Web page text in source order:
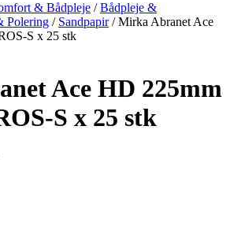
& Bådpleje /Bådpleje &
Polering / Sandpapir/ Mirka Abranet Ace
S x 25 stk
Ace HD 225mm
S x 25 stk